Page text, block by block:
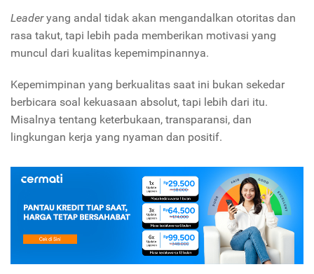
Leaderyang andal tidak akan mengandalkan otoritas dan
rasa takut, tapi lebih pada memberikan motivasi yang
muncul dari kualitas kepemimpinannya.
Kepemimpinan yang berkualitas saat ini bukan sekedar
berbicara soal kekuasaan absolut, tapi lebih dari itu.
Misalnya tentang keterbukaan, transparansi, dan
lingkungan kerja yang nyaman dan positif.